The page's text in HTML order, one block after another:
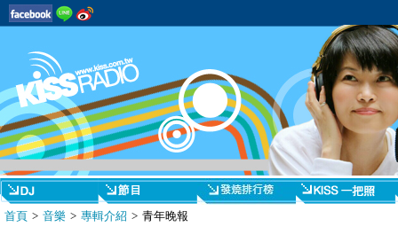
首頁 > 音樂 > 專輯介紹 > 青年晚報